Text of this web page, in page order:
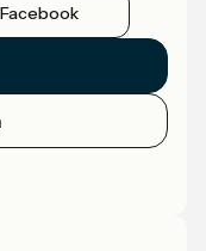
Facebook